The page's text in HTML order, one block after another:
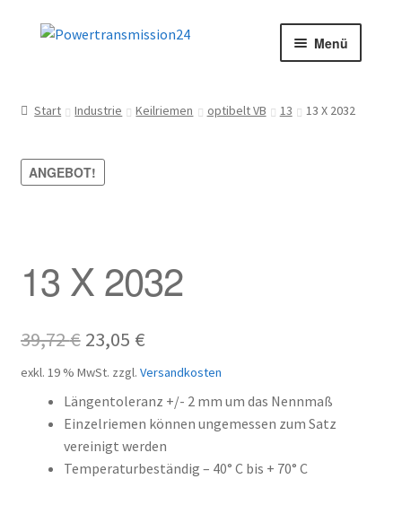
Zur
Zum
Menü
Blog
Impressum
Kontakt
Kundeninformationen
Mein Konto
Start Industrie Keilriemen optibelt VB 13 13 X 2032
ANGEBOT!
13 X 2032
39,72€ Ursprünglicher
Preis
war:
39,72 €
23,05 €Aktueller
Preis
ist:
23,05 €.
exkl. 19 % MwSt. zzgl. Versandkosten
Längentoleranz +/- 2 mm um das Nennmaß
Einzelriemen können ungemessen zum Satz
vereinigt werden
Temperaturbeständig – 40° C bis + 70° C